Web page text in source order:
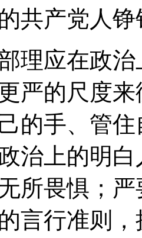
共产党人
应在政治
严的尺度
的手、管
治上的明
所畏惧；
言行准则